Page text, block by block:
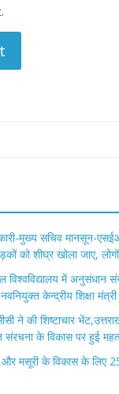
मुख्य सचिव मानसून-
को शीघ्र खोला जाए,
में अनुसंधान
केन्द्रीय शिक्षा
ने की शिष्टाचार
के विकास पर हुई
और मसूरी के विकास के लिए